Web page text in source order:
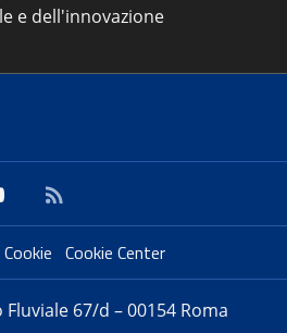
e dell'innovazione
Cookie Center
67/d – 00154 Roma